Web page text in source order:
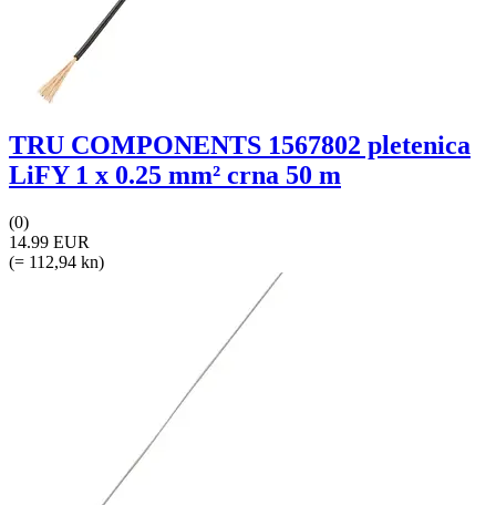
TRU COMPONENTS 1567802 pletenica
LiFY 1 x 0.25 mm² crna 50 m
(0)
14.99 EUR
(= 112,94 kn)